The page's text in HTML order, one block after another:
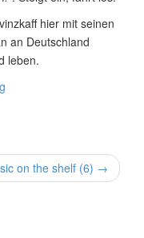
hier mit seinen
an Deutschland
leben.
on the shelf (6) →